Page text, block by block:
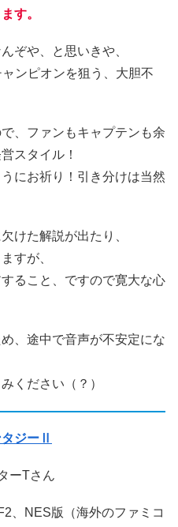
す。
ぞや、と思いきや、
ンピオンを狙う、大胆不
、ファンもキャプテンも余
スタイル！
にお祈り！引き分けは当然
けた解説が出たり、
すが、
ること、ですので寛大な心
、途中で音声が不安定にな
ください（？）
ジーⅡ
ーTさん
、NES版（海外のファミコ